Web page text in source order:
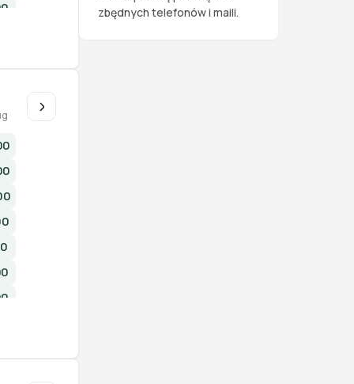
zbędnych telefonów i maili.